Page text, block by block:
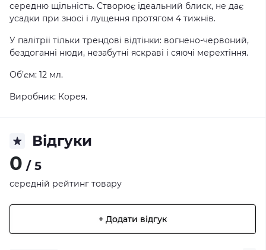
середню щільність. Створює ідеальний блиск, не дає
усадки при зносі і лущення протягом 4 тижнів.
У палітріі тільки трендові відтінки: вогнено-червоний,
бездоганні нюди, незабутні яскраві і сяючі мерехтіння.
Об’єм: 12 мл.
Виробник: Корея.
Відгуки
0 / 5
середній рейтинг товару
+ Додати відгук